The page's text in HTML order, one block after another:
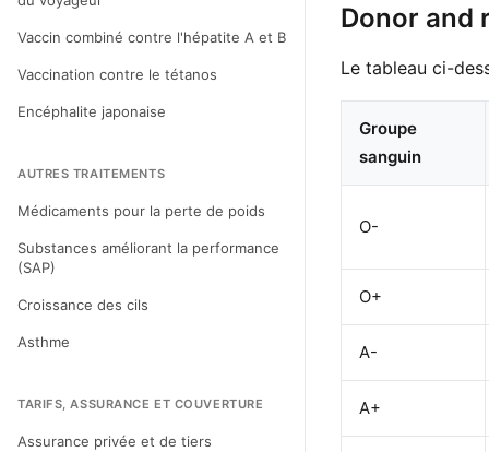
Vaccin combiné contre l'hépatite A et B
Vaccination contre le tétanos
Encéphalite japonaise
AUTRES TRAITEMENTS
Médicaments pour la perte de poids
Substances améliorant la performance
(SAP)
Croissance des cils
Asthme
TARIFS, ASSURANCE ET COUVERTURE
Assurance privée et de tiers
Donor and
Le tableau ci-
Groupe
sanguin
O-
O+
A-
A+